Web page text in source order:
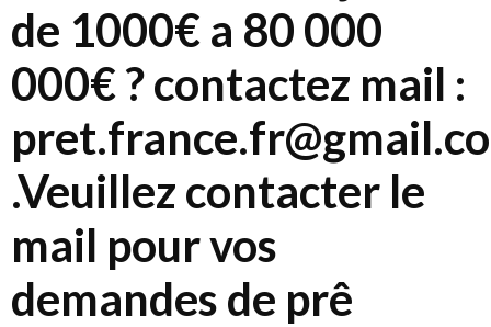
de 1000€ a 80 000
000€ ? contactez mail :
.Veuillez contacter le
mail pour vos
demandes de prê